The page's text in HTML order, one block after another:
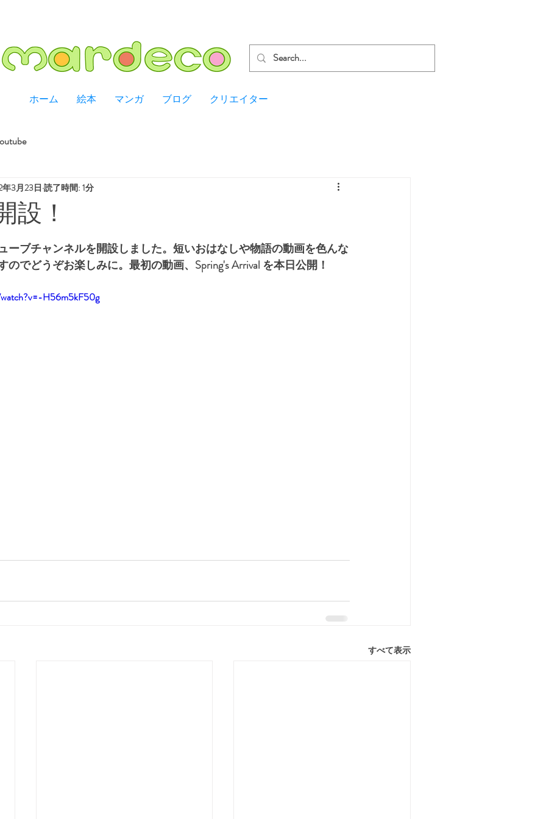
ホーム 絵本 マンガ ブログ クリエイター
設！
年3月23日 読了時間: 1分
ーブチャンネルを開設しました。短いおはなしや物語の動画を色んな
のでどうぞお楽しみに。最初の動画、Spring's Arrival を本日公開！
H56m5kF50g
すべて表示